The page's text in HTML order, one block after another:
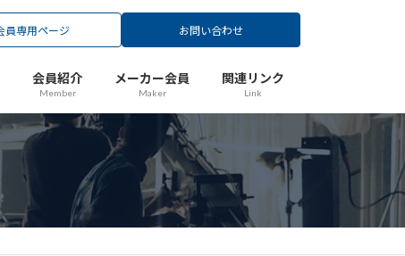
員専用ページ お問い合わせ
会員紹介
Member
メーカー会員
Maker
関連リンク
Link